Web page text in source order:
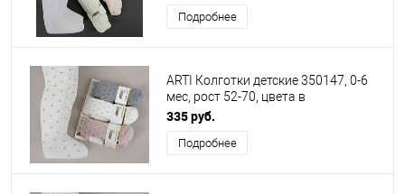
Подробнее
ARTI Колготки детские 350147, 0-6
мес, рост 52-70, цвета в
ассортименте
335 руб.
Подробнее